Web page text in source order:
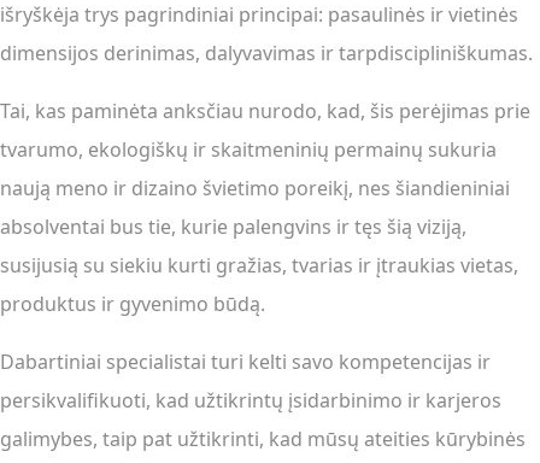
išryškėja trys pagrindiniai principai: pasaulinės ir vietinės
dimensijos derinimas, dalyvavimas ir tarpdiscipliniškumas.
Tai, kas paminėta anksčiau nurodo, kad, šis perėjimas prie
tvarumo, ekologiškų ir skaitmeninių permainų sukuria
naują meno ir dizaino švietimo poreikį, nes šiandieniniai
absolventai bus tie, kurie palengvins ir tęs šią viziją,
susijusią su siekiu kurti gražias, tvarias ir įtraukias vietas,
produktus ir gyvenimo būdą.
Dabartiniai specialistai turi kelti savo kompetencijas ir
persikvalifikuoti, kad užtikrintų įsidarbinimo ir karjeros
galimybes, taip pat užtikrinti, kad mūsų ateities kūrybinės